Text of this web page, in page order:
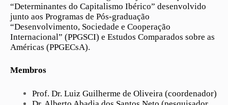
“Determinantes do Capitalismo Ibérico” desenvolvido
junto aos Programas de Pós-graduação
“Desenvolvimento, Sociedade e Cooperação
Internacional” (PPGSCI) e Estudos Comparados sobre as
Américas (PPGECsA).
Membros
Prof. Dr. Luiz Guilherme de Oliveira (coordenador)